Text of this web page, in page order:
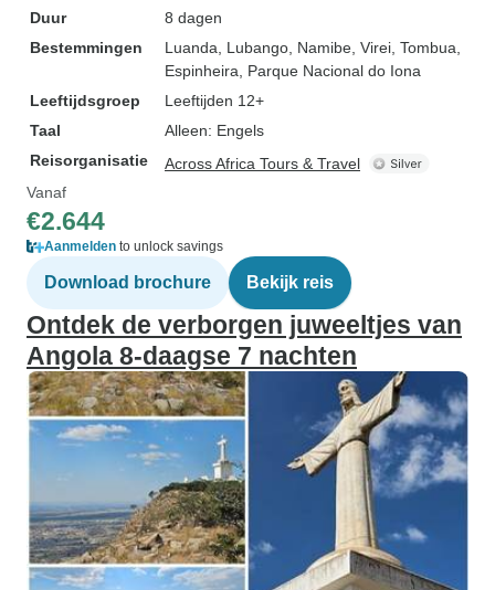
Duur
8 dagen
Bestemmingen
Luanda , Lubango , Namibe , Virei , Tombua
Espinheira , Parque Nacional do Iona
Leeftijdsgroep
Leeftijden 12+
Taal
Alleen: Engels
Reisorganisatie
Across Africa Tours & Travel
Vanaf
€2.644
Aanmelden to unlock savings
Download brochure Bekijk reis
Ontdek de verborgen juweeltjes van
Angola 8-daagse 7 nachten